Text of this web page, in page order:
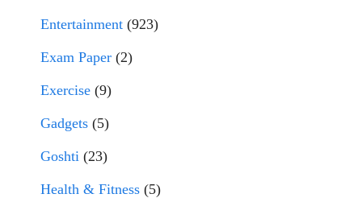
Entertainment (923)
Exam Paper (2)
Exercise (9)
Gadgets (5)
Goshti (23)
Health & Fitness (5)